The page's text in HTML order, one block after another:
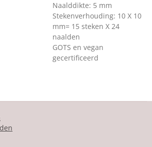
Naalddikte: 5 mm
Stekenverhouding: 10 X 10
mm= 15 steken X 24
naalden
GOTS en vegan
gecertificeerd